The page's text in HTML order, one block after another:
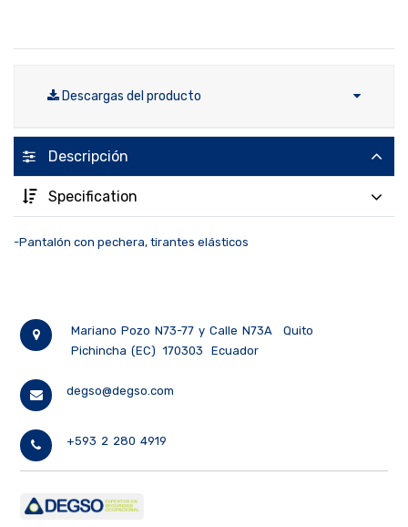
Descargas del producto
Descripción
Specification
-Pantalón con pechera, tirantes elásticos
Mariano Pozo N73-77 y Calle N73A
Quito
Pichincha (EC)
170303 Ecuador
degso@degso.com
+593 2 280 4919